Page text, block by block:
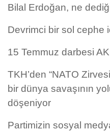
Bilal Erdoğan, ne
Devrimci bir sol cephe
15 Temmuz darbesi
TKH’den “NATO
bir dünya savaşının
döşeniyor
Partimizin sosyal